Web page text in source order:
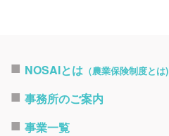
NOSAIとは （農業保険制度とは)
事務所のご案内
事業一覧